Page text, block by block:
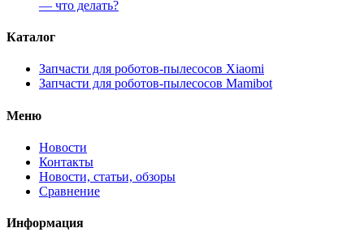
— что делать?
Каталог
Запчасти для роботов-пылесосов Xiaomi
Запчасти для роботов-пылесосов Mamibot
Меню
Новости
Контакты
Новости, статьи, обзоры
Сравнение
Информация